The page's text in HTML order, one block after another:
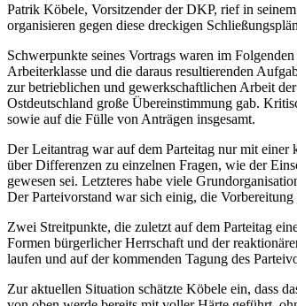
Patrik Köbele, Vorsitzender der DKP, rief in
organisieren gegen diese dreckigen
Schwerpunkte seines Vortrags waren im
Arbeiterklasse und die daraus resultierenden
zur betrieblichen und gewerkschaftlichen Arbeit
Ostdeutschland große Übereinstimmung gab.
sowie auf die Fülle von Anträgen insgesamt.
Der Leitantrag war auf dem Parteitag nur mit
über Differenzen zu einzelnen Fragen, wie der
gewesen sei. Letzteres habe viele
Der Parteivorstand war sich einig, die
Zwei Streitpunkte, die zuletzt auf dem Parteitag
Formen bürgerlicher Herrschaft und der
laufen und auf der kommenden Tagung des
Zur aktuellen Situation schätzte Köbele ein, dass